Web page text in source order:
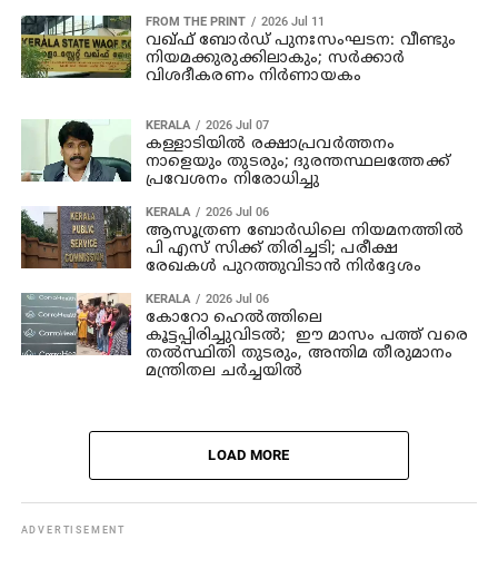
FROM THE PRINT 2026 Jul 11
വഖ്ഫ് ബോര്‍ഡ് പുനഃസംഘടന: വീണ്ടും
നിയമക്കുരുക്കിലാകും; സർക്കാർ
വിശദീകരണം നിർണായകം
KERALA 2026 Jul 07
കള്ളാടിയില്‍ രക്ഷാപ്രവര്‍ത്തനം
നാളെയും തുടരും; ദുരന്തസ്ഥലത്തേക്ക്
പ്രവേശനം നിരോധിച്ചു
KERALA 2026 Jul 06
ആസൂത്രണ ബോര്‍ഡിലെ നിയമനത്തില്‍
പി എസ് സിക്ക് തിരിച്ചടി; പരീക്ഷ
രേഖകള്‍ പുറത്തുവിടാന്‍ നിര്‍ദ്ദേശം
KERALA 2026 Jul 06
കോറോ ഹെല്‍ത്തിലെ
കൂട്ടപ്പിരിച്ചുവിടല്‍; ഈ മാസം പത്ത് വരെ
തല്‍സ്ഥിതി തുടരും, അന്തിമ തീരുമാനം
മന്ത്രിതല ചര്‍ച്ചയില്‍
LOAD MORE
ADVERTISEMENT